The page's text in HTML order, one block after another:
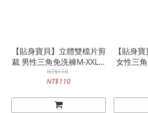
【貼身寶貝】立體雙檔片剪
裁 男性三角免洗褲M-XXL(5
件/包)
NT$110
NT$110
【貼身
女性三